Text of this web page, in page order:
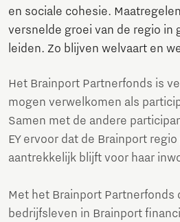
en sociale cohesie.
versnelde groei van de regio in
leiden. Zo blijven welvaart en
Het Brainport Partnerfonds is
mogen verwelkomen als
Samen met de andere
EY ervoor dat de Brainport
aantrekkelijk blijft voor haar
Met het Brainport Partnerfonds
bedrijfsleven in Brainport